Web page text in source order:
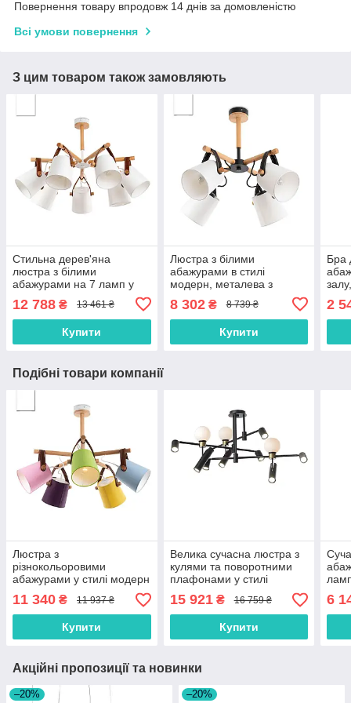
Повернення товару впродовж 14 днів за домовленістю
Всі умови повернення
З цим товаром також замовляють
Стильна дерев'яна
люстра з білими
абажурами на 7 ламп у
12 788 ₴ 13 461 ₴
Купити
Люстра з білими
абажурами в стилі
модерн, металева з
кухня
8 302₴ 8 739 ₴
Купити
Бра
2
Подібні товари компанії
Люстра з
різнокольоровими
абажурами у стилі модерн
у спальню, зал, дитячу
11 340 ₴ 11 937 ₴
Купити
Велика сучасна люстра з
кулями та поворотними
плафонами у стилі
модерн
15 921₴ 16 759 ₴
Купити
6
Акційні пропозиції та новинки
–20% –20%